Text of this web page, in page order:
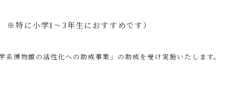
特に小学1～3年生におすすめです）
博物館の活性化への助成事業」の助成を受け実施いたします。